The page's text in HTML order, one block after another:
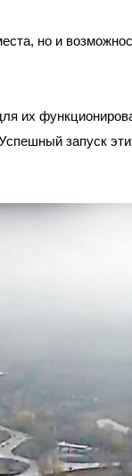
но и
их
запуск